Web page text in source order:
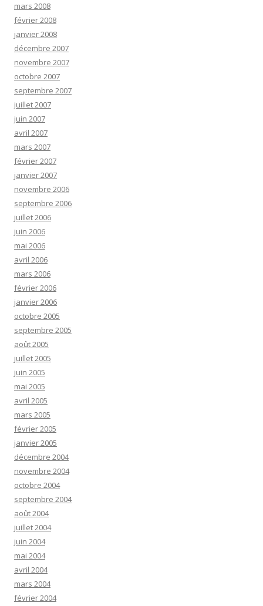
mars 2008
février 2008
janvier 2008
décembre 2007
novembre 2007
octobre 2007
septembre 2007
juillet 2007
juin 2007
avril 2007
mars 2007
février 2007
janvier 2007
novembre 2006
septembre 2006
juillet 2006
juin 2006
mai 2006
avril 2006
mars 2006
février 2006
janvier 2006
octobre 2005
septembre 2005
août 2005
juillet 2005
juin 2005
mai 2005
avril 2005
mars 2005
février 2005
janvier 2005
décembre 2004
novembre 2004
octobre 2004
septembre 2004
août 2004
juillet 2004
juin 2004
mai 2004
avril 2004
mars 2004
février 2004